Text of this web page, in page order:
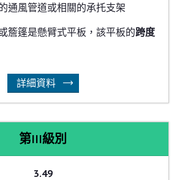
通風管道或相關的承托支架
簷篷是懸臂式平板，該平板的跨度
詳細資料
第III級別
3.49